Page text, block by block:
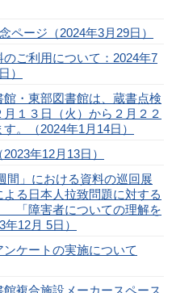
ページ（2024年3月29日）
ご利用について：2024年7
）
・東部図書館は、蔵書点検
１３日（火）から２月２２
。（2024年1月14日）
年12月13日）
間」における資料の巡回展
る日本人拉致問題に対する
「障害者についての理解を
12月 5日）
ンケートの実施について
複合施設メーカースペース